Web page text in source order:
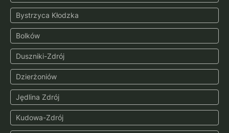
Bystrzyca Kłodzka
Bolków
Duszniki-Zdrój
Dzierżoniów
Jędlina Zdrój
Kudowa-Zdrój